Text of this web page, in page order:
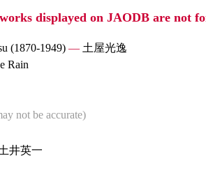
displayed on JAODB are not
(1870-1949) —土屋光逸
Rain
not be accurate)
井英一